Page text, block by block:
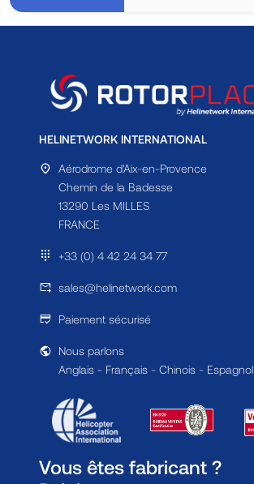
HELINETWORK INTERNATIONAL
Aérodrome d'Aix-en-Provence
Chemin de la Badesse
13290 Les MILLES
FRANCE
+33 (0) 4 42 24 34 77
sales@helinetwork.com
Paiement sécurisé
Nous parlons
Anglais - Français - Chinois - Espagnol
Vous êtes fabricant ?